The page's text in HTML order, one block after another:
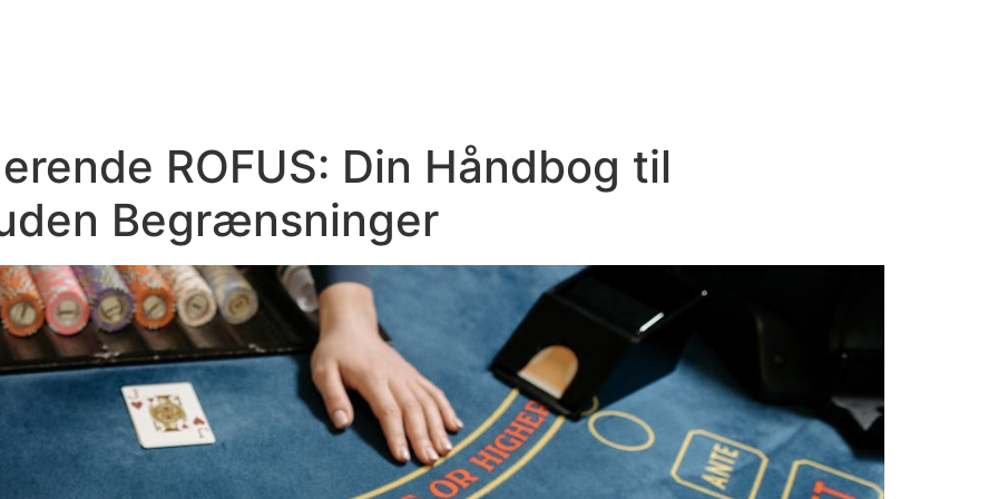
ROFUS: Din Håndbog til
Begrænsninger